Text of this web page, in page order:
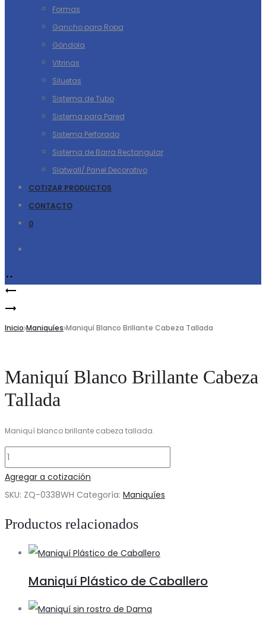
Formas
Gancho para Ropa
Góndola
Vitrinas
Siluetas
Sistema de Tubo
Sistema para Pared
Sistema Perforado
Sistema de Barra Rectangular
Slatwall/ Panel Decorativo
COTIZAR PRODUCTOS
CONTACTO
0
Product
navigation
Mate
Maniquí
sin
Caballero
Inicio Maniquíes Maniquí Blanco Brillante Cabeza Tallada
Maniquí Blanco Brillante Cabeza
Tallada
Maniquí blanco brillante cabeza tallada.
Maniquí
Blanco
Brillante
Tallada
cantidad
Agregar a cotización
SKU: ZQ-0338WH Categoría: Maniquíes
Productos relacionados
Maniquí Plástico de Caballero